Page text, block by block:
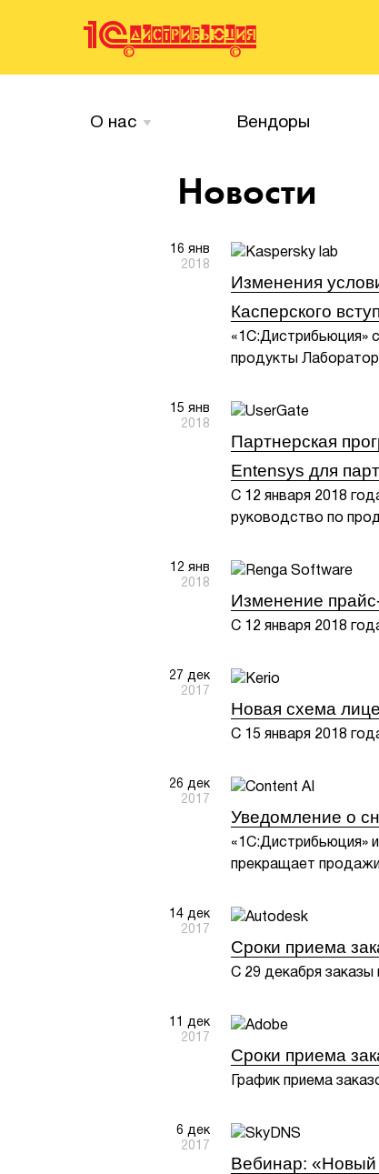
О нас Вендоры
Новости
16 янв
2018
Изменения
Касперского
«1С:Дистрибьюция»
продукты
15 янв
2018
Партнерская
Entensys для
С 12 января 2018
руководство по
12 янв
2018
Изменение
С 12 января 2018
27 дек
2017
Новая схема
С 15 января 2018
26 дек
2017
Уведомление о
«1С:Дистрибьюция»
прекращает
14 дек
2017
Сроки приема
С 29 декабря заказы
11 дек
2017
Сроки приема
График приема
6 дек
2017
Вебинар: «Новый